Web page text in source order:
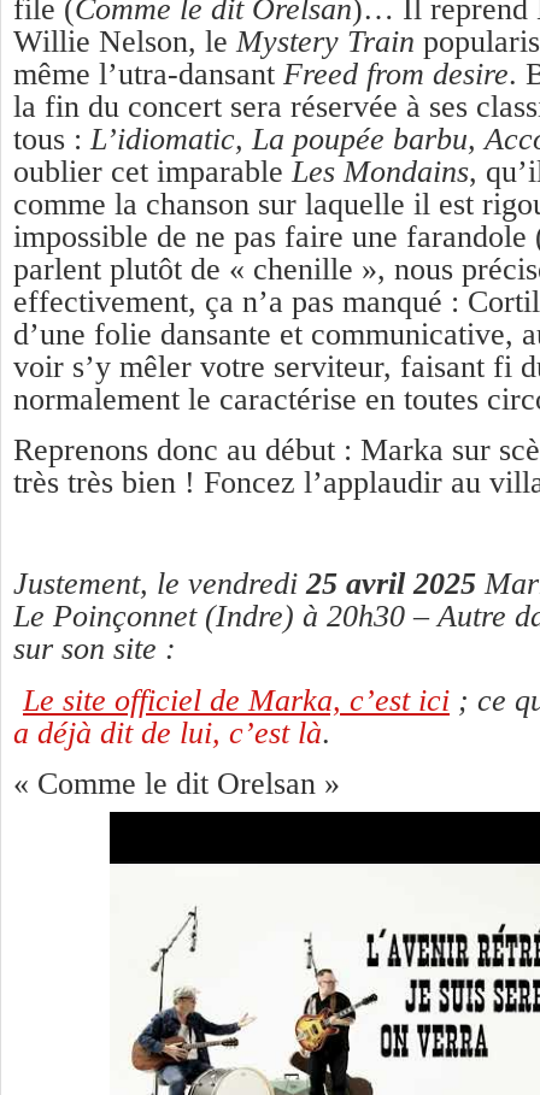
file (Comme le dit Orelsan)… Il reprend
Willie Nelson, le Mystery Train
même l’utra-dansant Freed from desire.
la fin du concert sera réservée à ses
tous : L’idiomatic, La poupée barbu,
oublier cet imparable Les Mondains,
comme la chanson sur laquelle il est
impossible de ne pas faire une farandole
parlent plutôt de « chenille », nous
effectivement, ça n’a pas manqué :
d’une folie dansante et communicative,
voir s’y mêler votre serviteur, faisant fi
normalement le caractérise en toutes
Reprenons donc au début : Marka sur
très très bien ! Foncez l’applaudir au
Justement, le vendredi 25 avril 2025
Le Poinçonnet (Indre) à 20h30 – Autre
sur son site :
Le site officiel de Marka, c’est ici ; ce
a déjà dit de lui, c’est là.
« Comme le dit Orelsan »